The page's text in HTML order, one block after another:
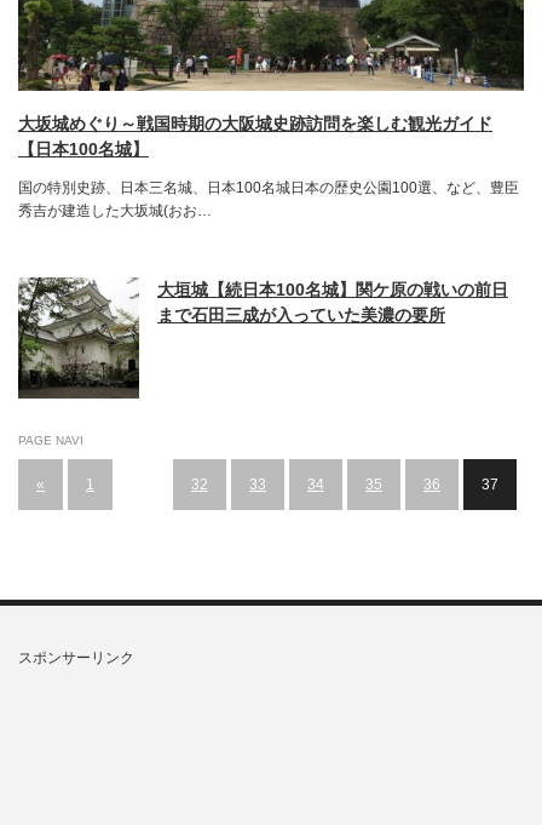
大坂城めぐり～戦国時期の大阪城史跡訪問を楽しむ観光ガイド
【日本100名城】
国の特別史跡、日本三名城、日本100名城日本の歴史公園100選、など、豊臣
秀吉が建造した大坂城(おお…
大垣城【続日本100名城】関ケ原の戦いの前日
まで石田三成が入っていた美濃の要所
PAGE NAVI
« 1 32 33 34 35 36 37
スポンサーリンク